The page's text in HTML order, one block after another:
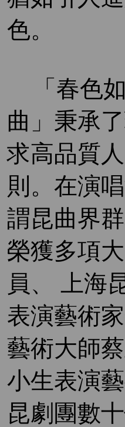
色。
「春色
曲」秉承
求高品質
則。在演
謂昆曲界
榮獲多項
員、 上海
表演藝術
藝術大師
小生表演
昆劇團數